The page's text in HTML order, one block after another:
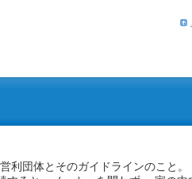
利団体とそのガイドラインのこと。